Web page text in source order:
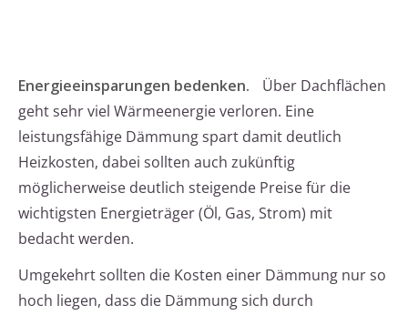
Energieeinsparungen bedenken.
Über Dachflächen
geht sehr viel Wärmeenergie verloren. Eine
leistungsfähige Dämmung spart damit deutlich
Heizkosten, dabei sollten auch zukünftig
möglicherweise deutlich steigende Preise für die
wichtigsten Energieträger (Öl, Gas, Strom) mit
bedacht werden.
Umgekehrt sollten die Kosten einer Dämmung nur so
hoch liegen, dass die Dämmung sich durch